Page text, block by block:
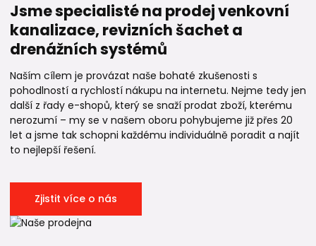
Jsme specialisté na prodej venkovní
kanalizace, revizních šachet a
drenážních systémů
Naším cílem je provázat naše bohaté zkušenosti s
pohodlností a rychlostí nákupu na internetu. Nejme tedy jen
další z řady e-shopů, který se snaží prodat zboží, kterému
nerozumí – my se v našem oboru pohybujeme již přes 20
let a jsme tak schopni každému individuálně poradit a najít
to nejlepší řešení.
Zjistit více o nás